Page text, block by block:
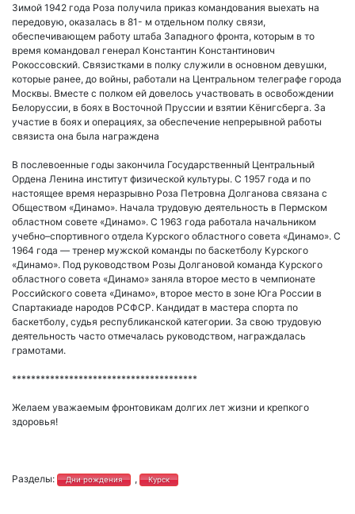
Зимой 1942 года Роза получила приказ командования выехать на
передовую, оказалась в 81- м отдельном полку связи,
обеспечивающем работу штаба Западного фронта, которым в то
время командовал генерал Константин Константинович
Рокоссовский. Связистками в полку служили в основном девушки,
которые ранее, до войны, работали на Центральном телеграфе города
Москвы. Вместе с полком ей довелось участвовать в освобождении
Белоруссии, в боях в Восточной Пруссии и взятии Кёнигсберга. За
участие в боях и операциях, за обеспечение непрерывной работы
связиста она была награждена
В послевоенные годы закончила Государственный Центральный
Ордена Ленина институт физической культуры. С 1957 года и по
настоящее время неразрывно Роза Петровна Долганова связана с
Обществом «Динамо». Начала трудовую деятельность в Пермском
областном совете «Динамо». С 1963 года работала начальником
учебно–спортивного отдела Курского областного совета «Динамо». С
1964 года — тренер мужской команды по баскетболу Курского
«Динамо». Под руководством Розы Долгановой команда Курского
областного совета «Динамо» заняла второе место в чемпионате
Российского совета «Динамо», второе место в зоне Юга России в
Спартакиаде народов РСФСР. Кандидат в мастера спорта по
баскетболу, судья республиканской категории. За свою трудовую
деятельность часто отмечалась руководством, награждалась
грамотами.
***************************************
Желаем уважаемым фронтовикам долгих лет жизни и крепкого
здоровья!
Разделы: Дни рождения , Курск